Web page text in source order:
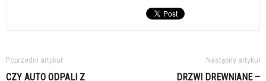
Poprzedni artykuł
CZY AUTO ODPALI Z
Następny artykuł
DRZWI DREWNIANE –